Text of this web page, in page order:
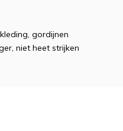
gordijnen
niet heet strijken